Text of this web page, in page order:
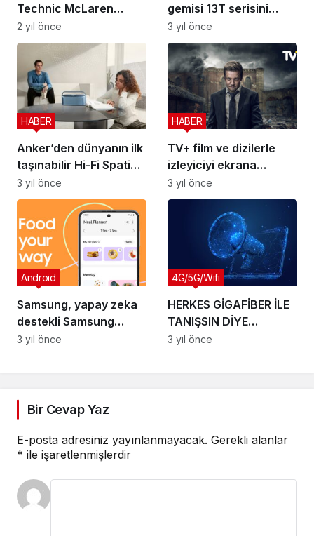
Technic McLaren
Formula 1 yarış arabası
2 yıl önce
gemisi 13T serisini
tanıttı
3 yıl önce
Anker’den dünyanın ilk
taşınabilir Hi-Fi Spatial
Audio hoparlörü:
Soundcore Motion
X600
HABER
3 yıl önce
TV+ film ve dizilerle
izleyiciyi ekrana
bağlayacak
HABER
3 yıl önce
Samsung, yapay zeka
destekli Samsung
Food’u tanıttı
Android
3 yıl önce
HERKES GİGAFİBER İLE
TANIŞSIN DİYE
TURKNET’TEN DOLU
4G/5G/Wifi
3 yıl önce
Bir Cevap Yaz
E-posta adresiniz yayınlanmayacak. Gerekli alanlar
* ile işaretlenmişlerdir